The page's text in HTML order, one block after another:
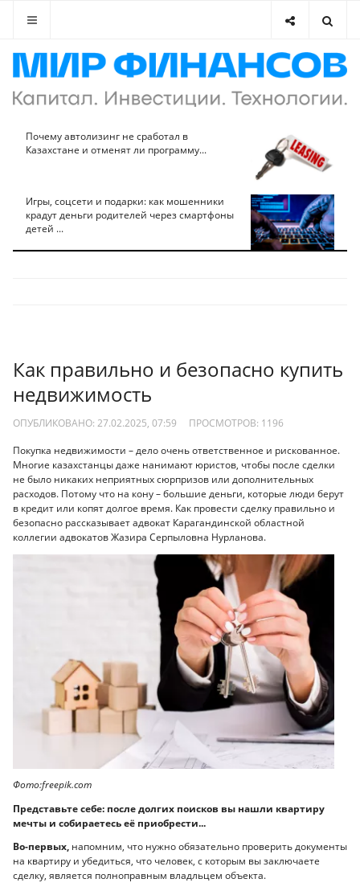
Почему автолизинг не сработал в
Казахстане и отменят ли программу...
Игры, соцсети и подарки: как мошенники
крадут деньги родителей через смартфоны
детей ...
Как правильно и безопасно купить
недвижимость
ОПУБЛИКОВАНО: 27.02.2025, 07:59 ПРОСМОТРОВ: 1196
Покупка недвижимости – дело очень ответственное и рискованное.
Многие казахстанцы даже нанимают юристов, чтобы после сделки
не было никаких неприятных сюрпризов или дополнительных
расходов. Потому что на кону – большие деньги, которые люди берут
в кредит или копят долгое время. Как провести сделку правильно и
безопасно рассказывает адвокат Карагандинской областной
коллегии адвокатов Жазира Серпыловна Нурланова.
Фото:freepik.com
Представьте себе: после долгих поисков вы нашли квартиру
мечты и собираетесь её приобрести...
Во-первых, напомним, что нужно обязательно проверить документы
на квартиру и убедиться, что человек, с которым вы заключаете
сделку, является полноправным владльцем объекта.